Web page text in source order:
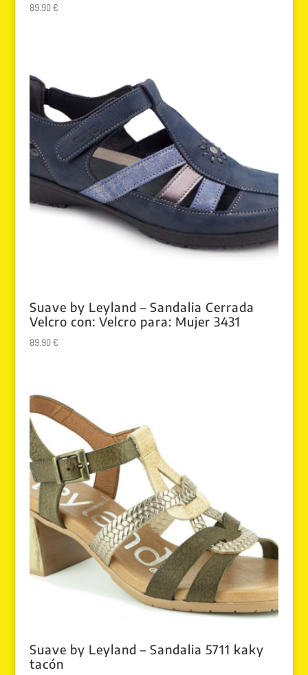
89.90€
Suave by Leyland – Sandalia Cerrada
Velcro con: Velcro para: Mujer 3431
89.90€
Suave by Leyland – Sandalia 5711 kaky
tacón